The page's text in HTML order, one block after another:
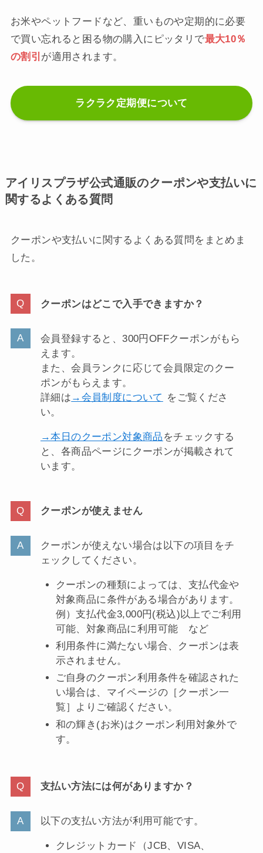
お米やペットフードなど、重いものや定期的に必要
で買い忘れると困る物の購入にピッタリで最大10％
の割引 が適用されます。
ラクラク定期便について
アイリスプラザ公式通販のクーポンや支払いに
関するよくある質問
クーポンや支払いに関するよくある質問をまとめま
した。
クーポンはどこで入手できますか？
会員登録すると、300円OFFクーポンがもら
えます。
また、会員ランクに応じて会員限定のクー
ポンがもらえます。
詳細は →会員制度について をご覧くださ
い。
→本日のクーポン対象商品 をチェックする
と、各商品ページにクーポンが掲載されて
います。
クーポンが使えません
クーポンが使えない場合は以下の項目をチ
ェックしてください。
クーポンの種類によっては、支払代金や
対象商品に条件がある場合があります。
例）支払代金3,000円(税込)以上でご利用
可能、対象商品に利用可能 など
利用条件に満たない場合、クーポンは表
示されません。
ご自身のクーポン利用条件を確認された
い場合は、マイページの［クーポン一
覧］よりご確認ください。
和の輝き(お米)はクーポン利用対象外で
す。
支払い方法には何がありますか？
以下の支払い方法が利用可能です。
クレジットカード（JCB、VISA、